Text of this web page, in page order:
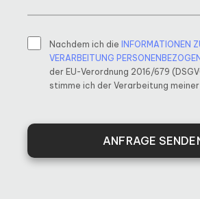
Nachdem ich die INFORMATIONEN
VERARBEITUNG
der EU-Verordnung 2016/679
stimme ich der Verarbeitung
ANFRAGE